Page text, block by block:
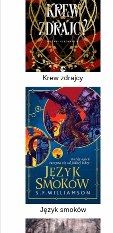
Krew zdrajcy
Język smoków